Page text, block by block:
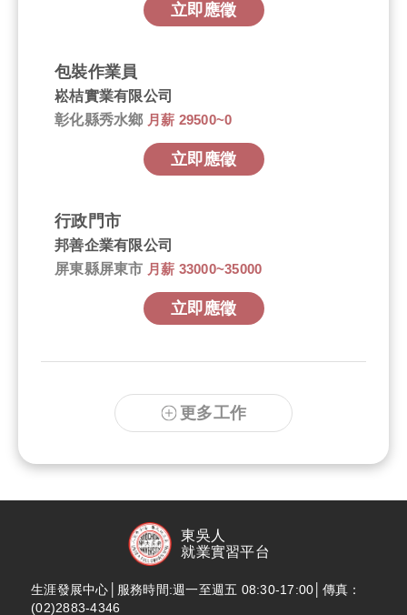
立即應徵
包裝作業員
崧桔實業有限公司
彰化縣秀水鄉 月薪 29500~0
立即應徵
行政門市
邦善企業有限公司
屏東縣屏東市 月薪 33000~35000
立即應徵
更多工作
東吳人
就業實習平台
生涯發展中心│服務時間:週一至週五 08:30-17:00│傳真：
(02)2883-4346